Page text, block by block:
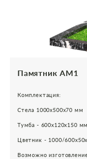
Памятник АМ1
Комплектация:
Стела 1000х500х70 мм
Тумба - 600х120х150 мм
Цветник - 1000/
Возможно